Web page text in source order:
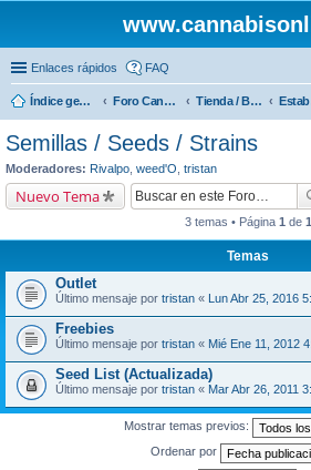
Enlaces rápidos FAQ
Índice general Foro Cannabisonline Tienda / Boutique / Shop (Online)
Semillas / Seeds / Strains
Moderadores: Rivalpo weed'O tristan
Nuevo Tema
3 temas • Página 1 de 1
Temas
Outlet
Último mensaje por tristan « Lun Abr 25, 2016
Freebies
Último mensaje por tristan « Mié Ene 11, 2012
Seed List (Actualizada)
Último mensaje por tristan « Mar Abr 26, 2011
Mostrar temas previos:
Ordenar por